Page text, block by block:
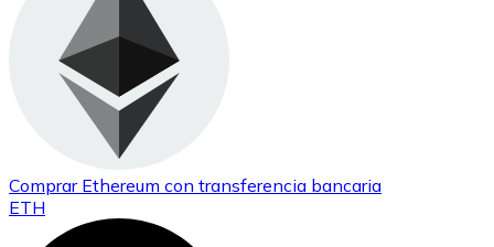
Comprar Ethereum con transferencia bancaria
ETH